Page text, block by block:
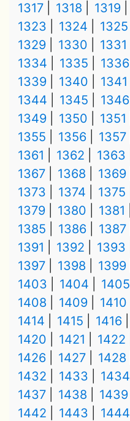
1317
1318 1319
1323
1324 1325
1329
1330 1331
1334
1335 1336
1339
1340 1341
1344
1345 1346
1349
1350 1351
1355
1356 1357
1361
1362 1363
1367
1368 1369
1373
1374 1375
1379
1380 1381
1385
1386 1387
1391
1392 1393
1397
1398 1399
1403
1404 1405
1408
1409 1410
1414
1415 1416
1420
1421 1422
1426
1427 1428
1432
1433 1434
1437
1438 1439
1442
1443 1444